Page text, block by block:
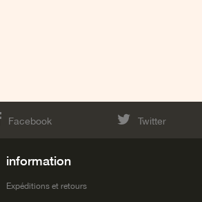
Facebook Twitter
information
Expéditions et retours